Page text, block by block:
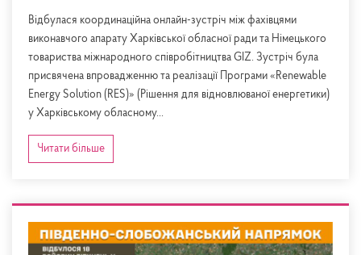
Відбулася координаційна онлайн-зустріч між фахівцями
виконавчого апарату Харківської обласної ради та Німецького
товариства міжнародного співробітництва GIZ. Зустріч була
присвячена впровадженню та реалізації Програми «Renewable
Energy Solution (RES)» (Рішення для відновлюваної енергетики)
у Харківському обласному...
Читати більше